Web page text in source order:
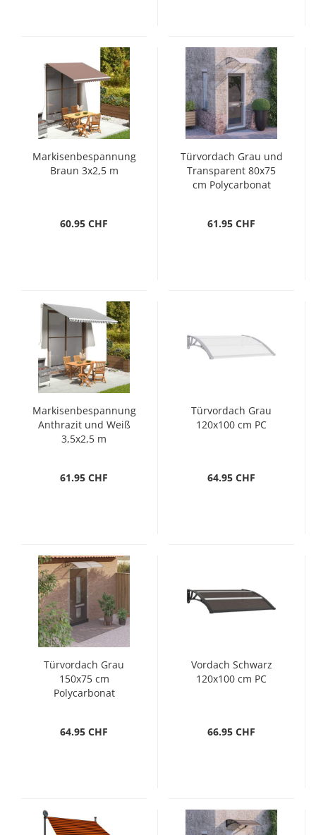
Markisenbespannung
Braun 3x2,5 m
60.95 CHF
Türvordach Grau und
Transparent 80x75
cm Polycarbonat
61.95 CHF
Markisenbespannung
Anthrazit und Weiß
3,5x2,5 m
61.95 CHF
Türvordach Grau
120x100 cm PC
64.95 CHF
Türvordach Grau
150x75 cm
Polycarbonat
64.95 CHF
Vordach Schwarz
120x100 cm PC
66.95 CHF